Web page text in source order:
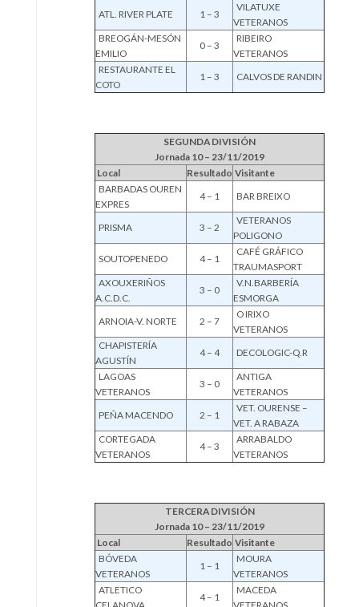
ATL. RIVER PLATE
1 – 3
VILATUXE
VETERANOS
BREOGÁN-MESÓN
EMILIO
0 – 3
RIBEIRO
VETERANOS
RESTAURANTE EL
COTO
1 – 3 CALVOS DE RANDIN
SEGUNDA DIVISIÓN
Jornada 10 – 23/11/2019
Local
Resultado Visitante
BARBADAS OUREN
EXPRES
4 – 1 BAR BREIXO
PRISMA 3 – 2
VETERANOS
POLIGONO
SOUTOPENEDO
4 – 1
CAFÉ GRÁFICO
TRAUMASPORT
AXOUXERIÑOS
A.C.D.C.
3 – 0
V.N.BARBERÍA
ESMORGA
ARNOIA-V. NORTE
2 – 7
O IRIXO
VETERANOS
CHAPISTERÍA
AGUSTÍN
4 – 4
DECOLOGIC-Q.R
LAGOAS
VETERANOS
3 – 0
ANTIGA
VETERANOS
PEÑA MACENDO
2 – 1
VET. OURENSE –
VET. A RABAZA
CORTEGADA
VETERANOS
4 – 3
ARRABALDO
VETERANOS
TERCERA DIVISIÓN
Jornada 10 – 23/11/2019
Local
Resultado Visitante
BÓVEDA
VETERANOS
1 – 1
MOURA
VETERANOS
ATLETICO
4 – 1
MACEDA